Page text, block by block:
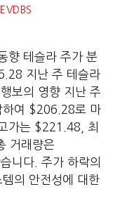
EVDBS
향 테슬라 주가 분
지난 주 테슬라
보의 영향 지난 주
하여 $206.28로 마
가는 $221.48, 최
거래량은
니다. 주가 하락의
템의 안전성에 대한